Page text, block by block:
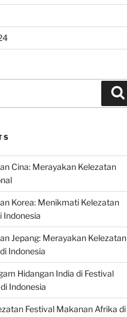
Cina: Merayakan Kelezatan
Korea: Menikmati Kelezatan
Indonesia
Jepang: Merayakan Kelezatan
Indonesia
Hidangan India di Festival
Indonesia
Festival Makanan Afrika di